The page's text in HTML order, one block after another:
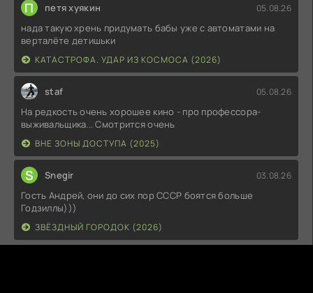
П петя хуякин 05.08.26
нада такую хрень придумать бабы уже с автоматами на
верталёте детишьки
КАТАСТРОФА. УДАР ИЗ КОСМОСА (2026)
staf 05.08.26
На редкость очень хорошее кино - про профессора-
выживальщика... Смотрится очень
ВНЕ ЗОНЫ ДОСТУПА (2025)
S Snegir 03.08.26
Гость Андрей, они до сих пор СССР боятся больше
Годзиллы)))
ЗВЁЗДНЫЙ ГОРОДОК (2026)